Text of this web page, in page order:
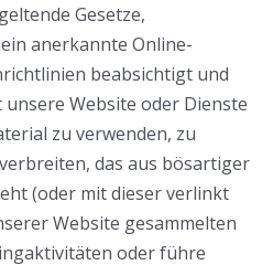
Gesetze,
anerkannte Online-
beabsichtigt und
Website oder Dienste
zu verwenden, zu
das aus bösartiger
(oder mit dieser verlinkt
Website gesammelten
oder führe